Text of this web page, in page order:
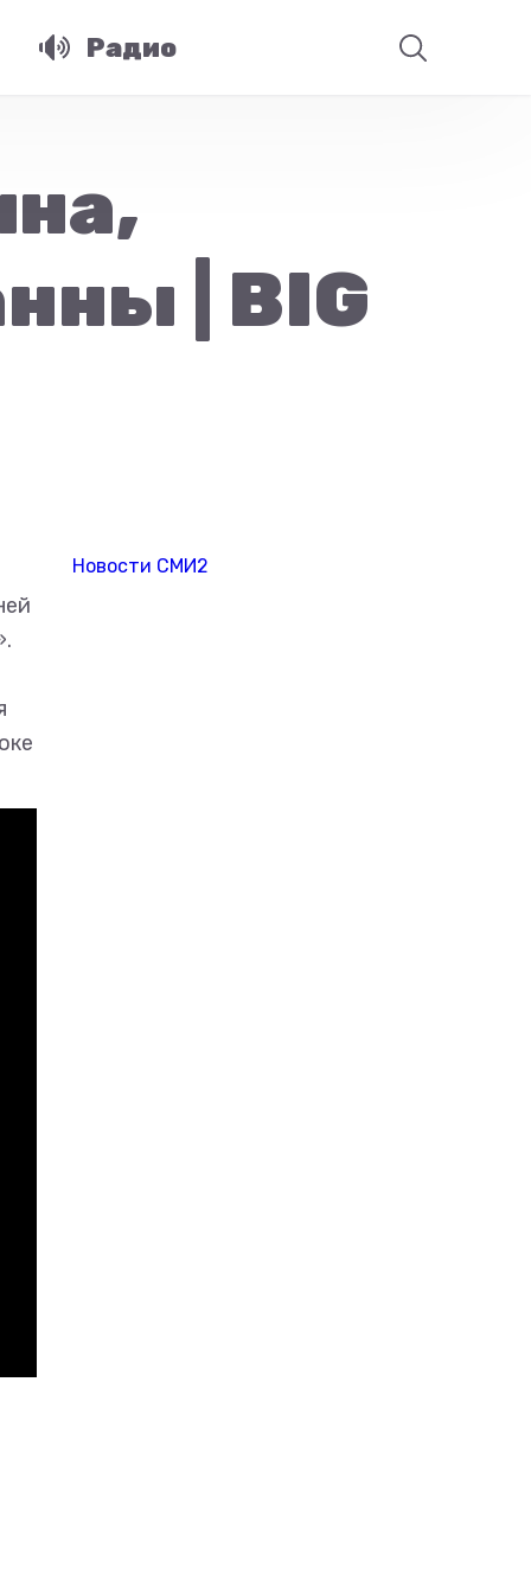
Радио
| BIG
Новости СМИ2